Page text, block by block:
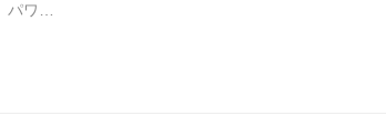
パワ…